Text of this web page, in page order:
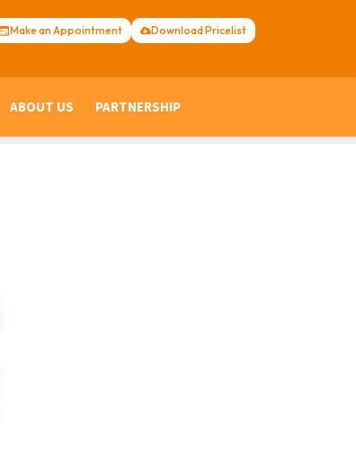
Download Pricelist
Make an Appointment
ABOUT US PARTNERSHIP